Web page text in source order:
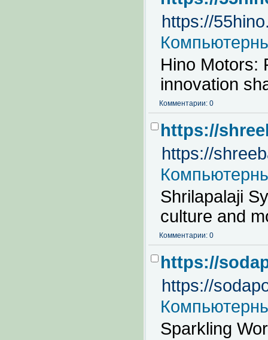
https://
Hino Motors:
innovation
Комментарии: 0
https://
https://
Shrilapalaji
culture and
Комментарии: 0
https://
https://
Sparkling